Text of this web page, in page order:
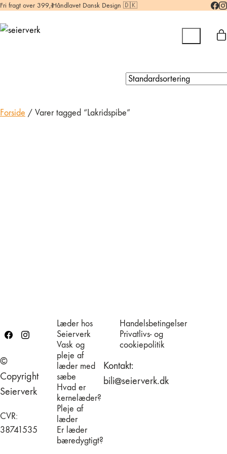
Fri fragt over 399,-Håndlavet Dansk Design 🇩🇰
Forside / Varer tagged “Lakridspibe”
©
Copyright
Seierverk
CVR:
38741535
Læder hos
Seierverk
Vask og
pleje af
læder med
sæbe
Hvad er
kernelæder?
Pleje af
læder
Er læder
bæredygtigt?
Handelsbetingelser
Privatlivs- og
cookiepolitik
Kontakt:
bili@seierverk.dk